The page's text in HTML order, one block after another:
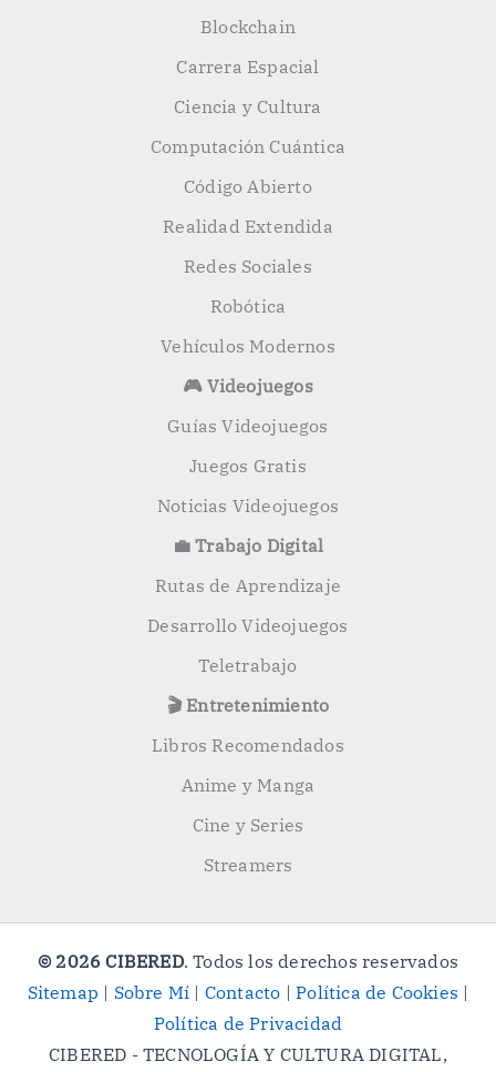
Blockchain
Carrera Espacial
Ciencia y Cultura
Computación Cuántica
Código Abierto
Realidad Extendida
Redes Sociales
Robótica
Vehículos Modernos
🎮 Videojuegos
Guías Videojuegos
Juegos Gratis
Noticias Videojuegos
💼 Trabajo Digital
Rutas de Aprendizaje
Desarrollo Videojuegos
Teletrabajo
🎬 Entretenimiento
Libros Recomendados
Anime y Manga
Cine y Series
Streamers
© 2026 CIBERED. Todos los derechos reservados
Sitemap | Sobre Mí | Contacto |Política de Cookies |
Política de Privacidad
CIBERED - TECNOLOGÍA Y CULTURA DIGITAL,